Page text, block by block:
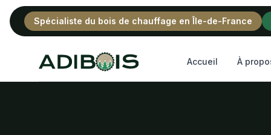
Spécialiste du bois de chauffage en Île-de-France
Adibois Accueil À